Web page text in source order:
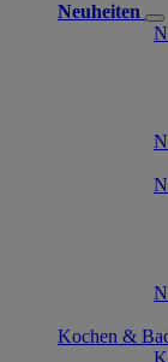
Neuheiten
Kochen &